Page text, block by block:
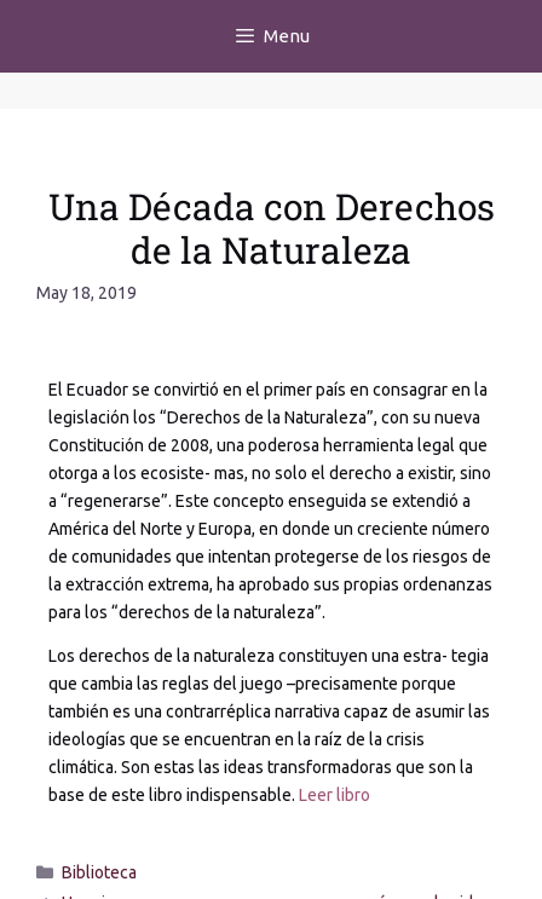
Menu
Una Década con Derechos
de la Naturaleza
May 18, 2019
El Ecuador se convirtió en el primer país en consagrar en la
legislación los “Derechos de la Naturaleza”, con su nueva
Constitución de 2008, una poderosa herramienta legal que
otorga a los ecosiste- mas, no solo el derecho a existir, sino
a “regenerarse”. Este concepto enseguida se extendió a
América del Norte y Europa, en donde un creciente número
de comunidades que intentan protegerse de los riesgos de
la extracción extrema, ha aprobado sus propias ordenanzas
para los “derechos de la naturaleza”.
Los derechos de la naturaleza constituyen una estra- tegia
que cambia las reglas del juego –precisamente porque
también es una contrarréplica narrativa capaz de asumir las
ideologías que se encuentran en la raíz de la crisis
climática. Son estas las ideas transformadoras que son la
base de este libro indispensable. Leer libro
Biblioteca